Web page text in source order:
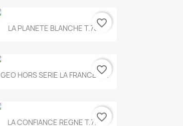
Aperçu rapide
LA PLANETE BLANCHE T.785favorite_border
Aperçu rapide
GEO HORS SERIE LA FRANCE A...
favorite_border
Aperçu rapide
LA CONFIANCE REGNE T.778favorite_border